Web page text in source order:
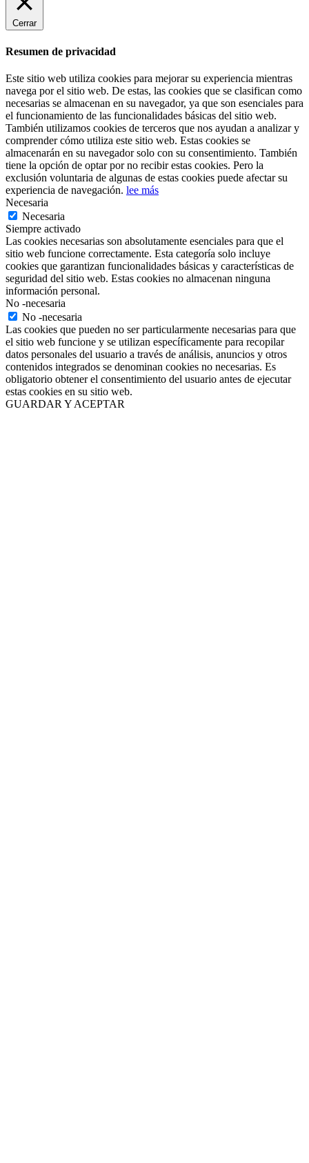
Cerrar
Resumen de privacidad
Este sitio web utiliza cookies para mejorar su experiencia mientras
navega por el sitio web. De estas, las cookies que se clasifican como
necesarias se almacenan en su navegador, ya que son esenciales para
el funcionamiento de las funcionalidades básicas del sitio web.
También utilizamos cookies de terceros que nos ayudan a analizar y
comprender cómo utiliza este sitio web. Estas cookies se
almacenarán en su navegador solo con su consentimiento. También
tiene la opción de optar por no recibir estas cookies. Pero la
exclusión voluntaria de algunas de estas cookies puede afectar su
experiencia de navegación. lee más
Necesaria
Necesaria
Siempre activado
Las cookies necesarias son absolutamente esenciales para que el
sitio web funcione correctamente. Esta categoría solo incluye
cookies que garantizan funcionalidades básicas y características de
seguridad del sitio web. Estas cookies no almacenan ninguna
información personal.
No -necesaria
No -necesaria
Las cookies que pueden no ser particularmente necesarias para que
el sitio web funcione y se utilizan específicamente para recopilar
datos personales del usuario a través de análisis, anuncios y otros
contenidos integrados se denominan cookies no necesarias. Es
obligatorio obtener el consentimiento del usuario antes de ejecutar
estas cookies en su sitio web.
GUARDAR Y ACEPTAR